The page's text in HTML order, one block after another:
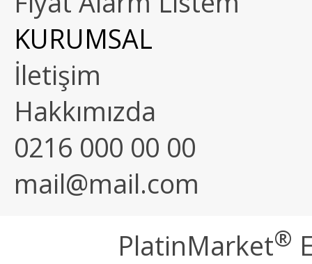
KURUMSAL
İletişim
Hakkımızda
0216 000 00 00
mail@mail.com
PlatinMarket®